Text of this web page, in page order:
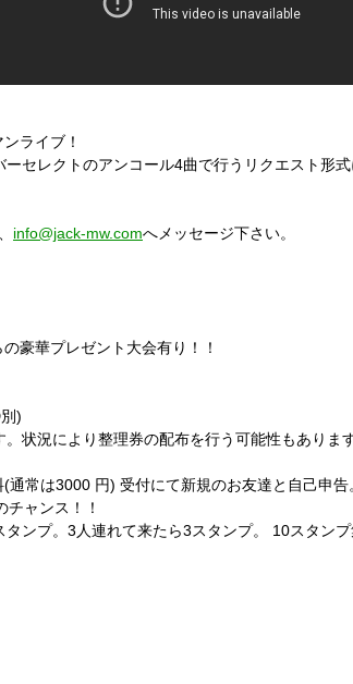
ライブ！
セレクトのアンコール4曲で行うリクエスト形
info@jack-mw.comへメッセージ下さい。
豪華プレゼント大会有り！！
)
状況により整理券の配布を行う可能性もあります
常は3000 円) 受付にて新規のお友達と自己申告
ャンス！！
ンプ。3人連れて来たら3スタンプ。 10スタン